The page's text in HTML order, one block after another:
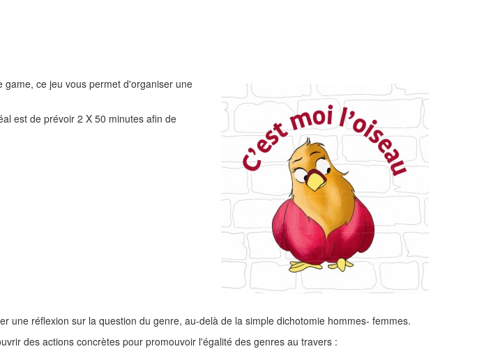
ce jeu vous permet d'organiser une
est de prévoir 2 X 50 minutes afin de
une réflexion sur la question du genre, au-delà de la simple dichotomie hommes- femmes.
des actions concrètes pour promouvoir l'égalité des genres au travers :